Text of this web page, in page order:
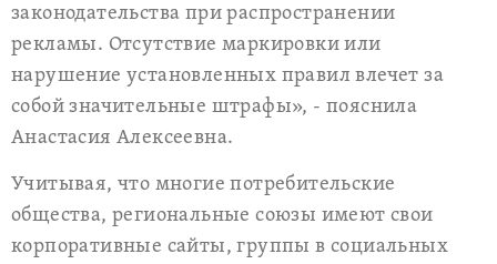
законодательства при распространении
рекламы. Отсутствие маркировки или
нарушение установленных правил влечет за
собой значительные штрафы», - пояснила
Анастасия Алексеевна.
Учитывая, что многие потребительские
общества, региональные союзы имеют свои
корпоративные сайты, группы в социальных